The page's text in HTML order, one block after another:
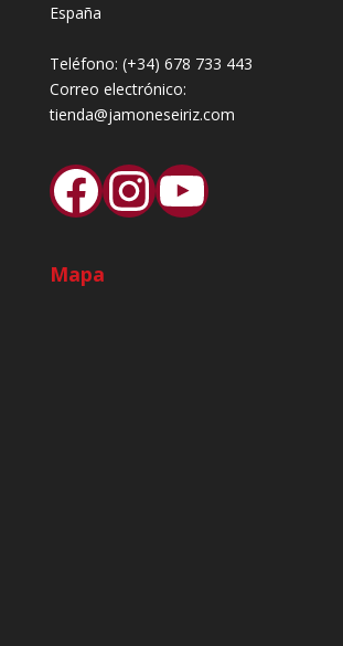
España
Teléfono: (+34) 678 733 443
Correo electrónico:
tienda@jamoneseiriz.com
Facebook
Instagram
YouTube
Mapa